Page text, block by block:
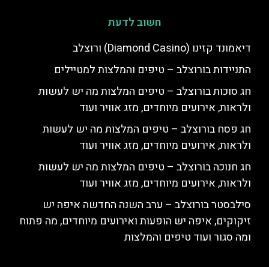
חשוב לדעת
דיאמונד קזינו (Diamond Casino) ורוצלב
התניידות בורוצלב – טיפים והמלצות למטיילים
חג סוכות בורוצלב – טיפים המלצות מה יש לעשות
ולראות, אירועים מיוחדים, מזג אוויר ועוד
חג פסח בורוצלב – טיפים המלצות מה יש לעשות
ולראות, אירועים מיוחדים, מזג אוויר ועוד
חג חנוכה בורוצלב – טיפים המלצות מה יש לעשות
ולראות, אירועים מיוחדים, מזג אוויר ועוד
סילבסטר בורוצלב – ערב השנה החדשה איפה יש
זיקוקים, איפה יש הופעות ואירועים מיוחדים, מה פתוח
ומה סגור ועוד טיפים והמלצות